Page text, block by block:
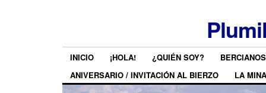
INICIO ¡HOLA! ¿QUIÉN SOY?
ANIVERSARIO / INVITACIÓN AL BIERZO
LA MINA